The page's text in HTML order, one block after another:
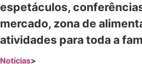
espetáculos,
mercado, zona de
atividades para toda a
Notícias>